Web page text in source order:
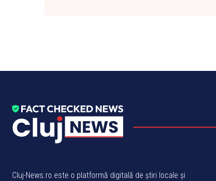
Cluj-News.ro este o platformă digitală de știri locale și